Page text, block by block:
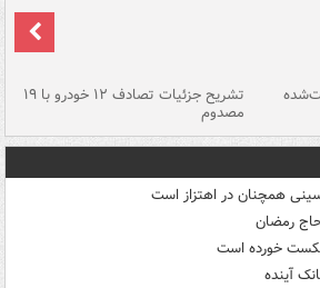
تشریح جزئیات تصادف ۱۲ خودرو با ۱۹
مصدوم
همچنان در اهتزاز است
حاج رمضان
خورده است
آینده